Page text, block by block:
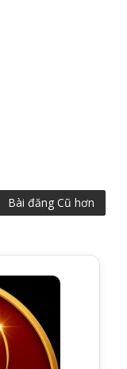
Bài đăng Cũ hơn